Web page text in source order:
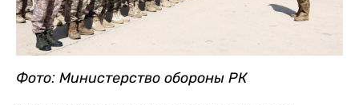
Фото: Министерство обороны РК